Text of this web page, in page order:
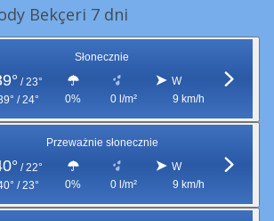
Bekçeri 7 dni
Słonecznie
/ 23°
/ 24°
0% 0 l/m²
W
9 km/h
Przeważnie słonecznie
/ 22°
/ 23°
0% 0 l/m²
W
9 km/h